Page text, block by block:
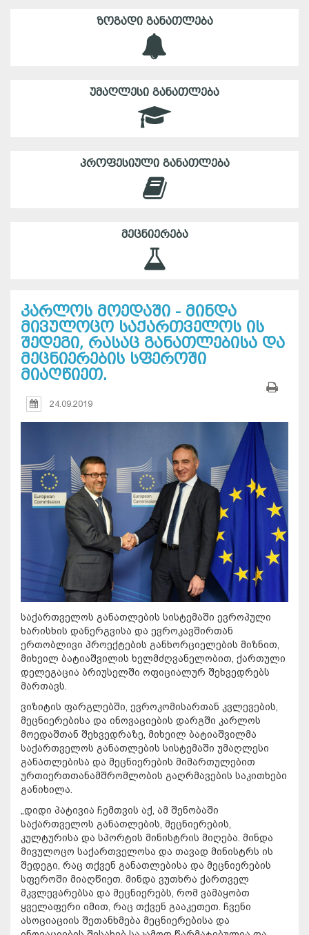
ᲖᲝᲒᲐᲓᲘ ᲒᲐᲜᲐᲗᲚᲔᲑᲐ
ᲣᲛᲐᲦᲚᲔᲡᲘ ᲒᲐᲜᲐᲗᲚᲔᲑᲐ
ᲞᲠᲝᲤᲔᲡᲘᲣᲚᲘ ᲒᲐᲜᲐᲗᲚᲔᲑᲐ
ᲛᲔᲪᲜᲘᲔᲠᲔᲑᲐ
კარლოს მოედაში - მინდა
მივულოცო საქართველოს ის
შედეგი, რასაც განათლებისა და
მეცნიერების სფეროში
მიაღწიეთ.
24.09.2019
საქართველოს განათლების სისტემაში ევროპული
ხარისხის დანერგვისა და ევროკავშირთან
ერთობლივი პროექტების განხორციელების მიზნით,
მიხეილ ბატიაშვილის ხელმძღვანელობით, ქართული
დელეგაცია ბრიუსელში ოფიციალურ შეხვედრებს
მართავს.
ვიზიტის ფარგლებში, ევროკომისართან კვლევების,
მეცნიერებისა და ინოვაციების დარგში კარლოს
მოედაშთან შეხვედრაზე, მიხეილ ბატიაშვილმა
საქართველოს განათლების სისტემაში უმაღლესი
განათლებისა და მეცნიერების მიმართულებით
ურთიერთთანამშრომლობის გაღრმავების საკითხები
განიხილა.
„დიდი პატივია ჩემთვის აქ, ამ შენობაში
საქართველოს განათლების, მეცნიერების,
კულტურისა და სპორტის მინისტრის მიღება. მინდა
მივულოცო საქართველოსა და თავად მინისტრს ის
შედეგი, რაც თქვენ განათლებისა და მეცნიერების
სფეროში მიაღწიეთ. მინდა ვუთხრა ქართველ
მკვლევარებსა და მეცნიერებს, რომ ვამაყობთ
ყველაფერი იმით, რაც თქვენ გააკეთეთ. ჩვენი
ასოციაციის შეთანხმება მეცნიერებისა და